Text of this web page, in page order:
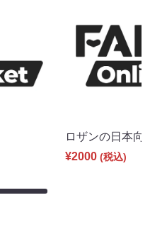
ロザンの日本
¥2000 (税込)